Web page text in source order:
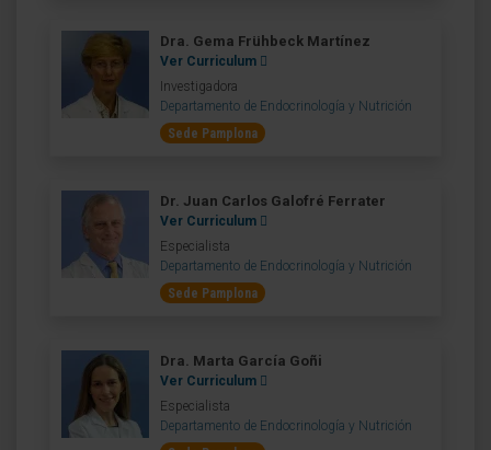
Dra. Gema Frühbeck Martínez
Ver Curriculum
Investigadora
Departamento de Endocrinología y Nutrición
Sede Pamplona
Dr. Juan Carlos Galofré Ferrater
Ver Curriculum
Especialista
Departamento de Endocrinología y Nutrición
Sede Pamplona
Dra. Marta García Goñi
Ver Curriculum
Especialista
Departamento de Endocrinología y Nutrición